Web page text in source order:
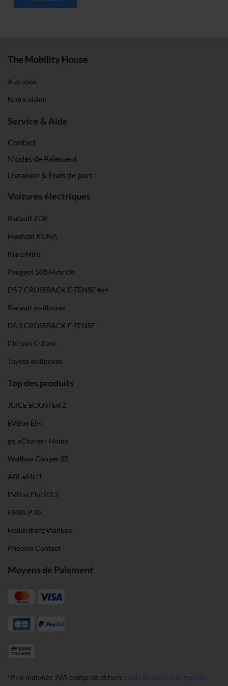
The Mobility House
A propos
Notre vision
Service & Aide
Contact
Modes de Paiement
Livraison & Frais de port
Voitures électriques
Renault ZOE
Hyundai KONA
Kia e-Niro
Peugeot 508 Hybride
DS 7 CROSSBACK E-TENSE 4x4
Renault wallboxes
DS 3 CROSSBACK E-TENSE
Citroën C-Zero
Toyota wallboxes
Top des produits
JUICE BOOSTER 2
EVBox Elvi
go-eCharger Home
Wallbox Cooper SB
ABL eMH1
EVBox Elvi V3.3
KEBA P30
Heildelberg Wallbox
Phoenix Contact
Moyens de Paiement
*Prix indiqués TVA comprise et hors coûts de service et frais de